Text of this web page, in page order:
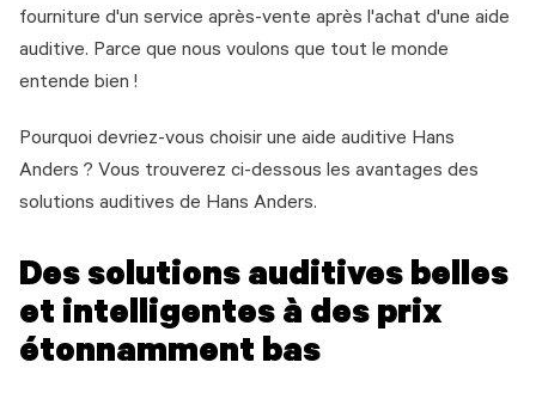
fourniture d'un service après-vente après l'achat d'une aide
auditive. Parce que nous voulons que tout le monde
entende bien !
Pourquoi devriez-vous choisir une aide auditive Hans
Anders ? Vous trouverez ci-dessous les avantages des
solutions auditives de Hans Anders.
Des solutions auditives belles
et intelligentes à des prix
étonnamment bas